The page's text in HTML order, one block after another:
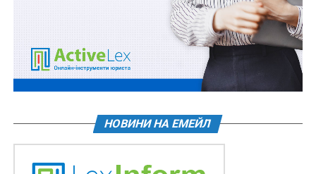
Платникам ПДВ дозволено показники податкового
кредиту відображати на підставі первинних
документів.
Читайте також: Воєнний стан. Всі нормативні
матеріали, алгоритми дій, роз’яснення, корисні
Тепер щодо того, як це відбуватиметься надалі.
первинних документів дозволятиметься лише за
НОВИНИ НА ЕМЕЙЛ